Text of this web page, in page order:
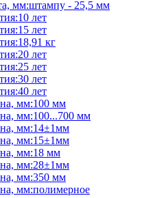
мм:штампу - 25,5 мм
лет
лет
кг
лет
лет
лет
лет
мм:100 мм
мм:100...700 мм
мм:14±1мм
мм:15±1мм
мм:18 мм
мм:28±1мм
мм:350 мм
мм:полимерное